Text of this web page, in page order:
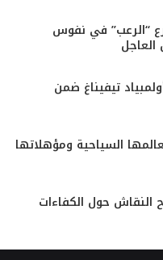
“الرعب” في نفوس
العاجل
تيفيناغ ضمن
السياحية ومؤهلاتها
النقاش حول الكفاءات